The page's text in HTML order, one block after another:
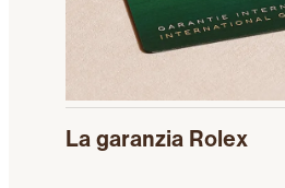
La garanzia Rolex